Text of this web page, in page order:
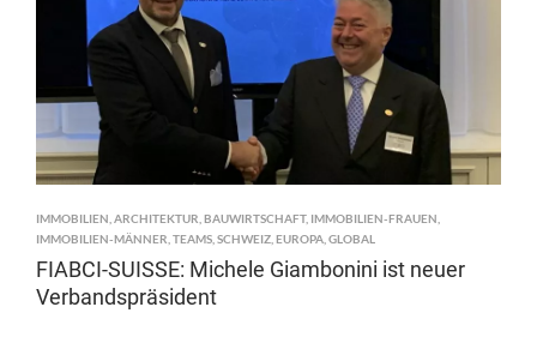
IMMOBILIEN ARCHITEKTUR BAUWIRTSCHAFT, IMMOBILIEN-FRAUEN
IMMOBILIEN-MÄNNER TEAMS SCHWEIZ EUROPA GLOBAL
FIABCI-SUISSE: Michele Giambonini ist neuer
Verbandspräsident